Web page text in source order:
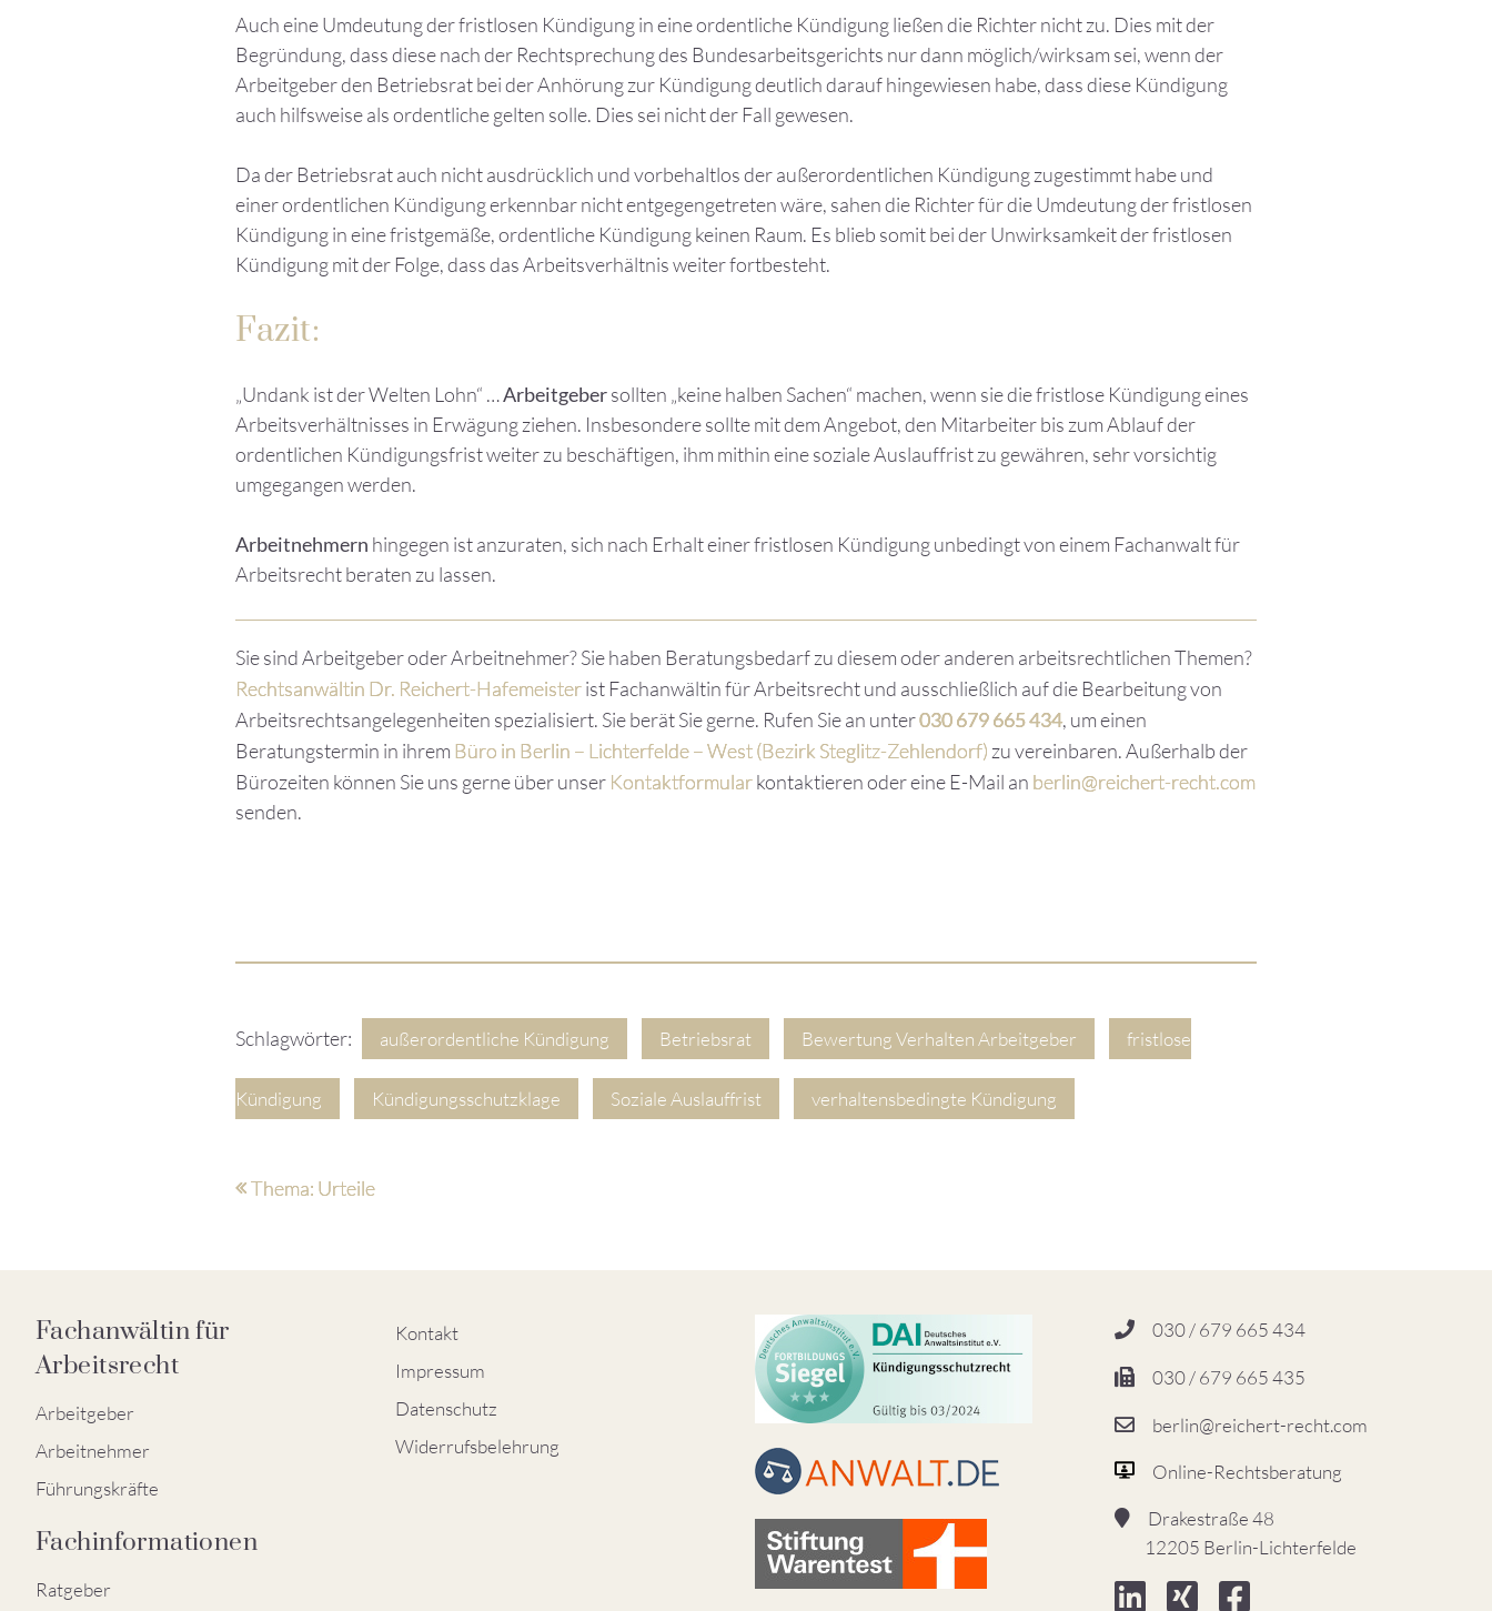
Auch eine Umdeutung der fristlosen Kündigung in eine ordentliche Kündigung ließen die Richter nicht zu. Dies mit der
Begründung, dass diese nach der Rechtsprechung des Bundesarbeitsgerichts nur dann möglich/wirksam sei, wenn der
Arbeitgeber den Betriebsrat bei der Anhörung zur Kündigung deutlich darauf hingewiesen habe, dass diese Kündigung
auch hilfsweise als ordentliche gelten solle. Dies sei nicht der Fall gewesen.
Da der Betriebsrat auch nicht ausdrücklich und vorbehaltlos der außerordentlichen Kündigung zugestimmt habe und
einer ordentlichen Kündigung erkennbar nicht entgegengetreten wäre, sahen die Richter für die Umdeutung der fristlosen
Kündigung in eine fristgemäße, ordentliche Kündigung keinen Raum. Es blieb somit bei der Unwirksamkeit der fristlosen
Kündigung mit der Folge, dass das Arbeitsverhältnis weiter fortbesteht.
Fazit:
„Undank ist der Welten Lohn“ …Arbeitgebersollten „keine halben Sachen“ machen, wenn sie die fristlose Kündigung eines
Arbeitsverhältnisses in Erwägung ziehen. Insbesondere sollte mit dem Angebot, den Mitarbeiter bis zum Ablauf der
ordentlichen Kündigungsfrist weiter zu beschäftigen, ihm mithin eine soziale Auslauffrist zu gewähren, sehr vorsichtig
umgegangen werden.
Arbeitnehmern hingegen ist anzuraten, sich nach Erhalt einer fristlosen Kündigung unbedingt von einem Fachanwalt für
Arbeitsrecht beraten zu lassen.
Sie sind Arbeitgeber oder Arbeitnehmer? Sie haben Beratungsbedarf zu diesem oder anderen arbeitsrechtlichen Themen?
Rechtsanwältin Dr. Reichert-Hafemeisterist Fachanwältin für Arbeitsrecht und ausschließlich auf die Bearbeitung von
Arbeitsrechtsangelegenheiten spezialisiert. Sie berät Sie gerne. Rufen Sie an unter030 679 665 434, um einen
Beratungstermin in ihrem Büro in Berlin – Lichterfelde – West (Bezirk Steglitz-Zehlendorf) zu vereinbaren. Außerhalb der
Bürozeiten können Sie uns gerne über unser Kontaktformularkontaktieren oder eine E-Mail an berlin@reichert-recht.com
senden.
Schlagwörter: außerordentliche Kündigung Betriebsrat Bewertung Verhalten Arbeitgeber fristlose
Kündigung Kündigungsschutzklage Soziale Auslauffrist verhaltensbedingte Kündigung
Thema: Urteile
Fachanwältin für
Arbeitsrecht
Arbeitgeber
Arbeitnehmer
Führungskräfte
Fachinformationen
Ratgeber
Kontakt
Impressum
Datenschutz
Widerrufsbelehrung
030 / 679 665 434
030 / 679 665 435
berlin@reichert-recht.com
Online-Rechtsberatung
Drakestraße 48
12205 Berlin-Lichterfelde